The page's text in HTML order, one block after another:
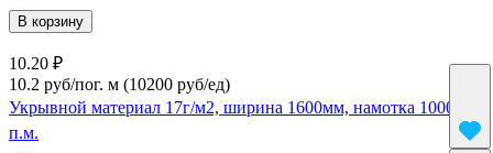
В корзину
10.20 ₽
10.2 руб/пог. м (10200 руб/eд)
Укрывной материал 17г/м2, ширина 1600мм, намотка 1000
п.м.